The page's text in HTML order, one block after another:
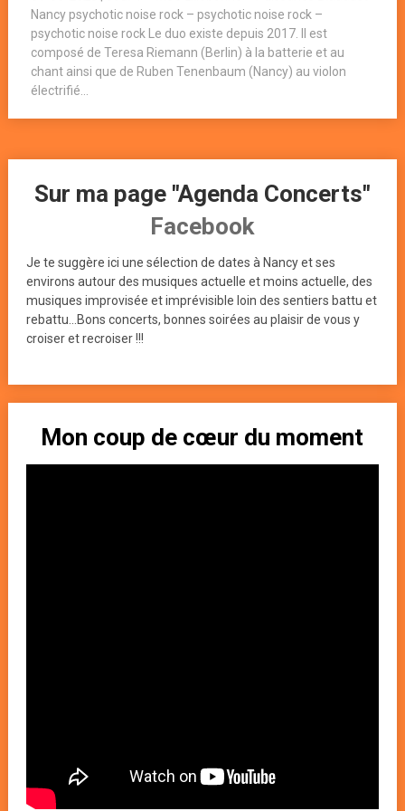
Nancy psychotic noise rock – psychotic noise rock –
psychotic noise rock Le duo existe depuis 2017. Il est
composé de Teresa Riemann (Berlin) à la batterie et au
chant ainsi que de Ruben Tenenbaum (Nancy) au violon
électrifié...
Sur ma page "Agenda Concerts"
Facebook
Je te suggère ici une sélection de dates à Nancy et ses
environs autour des musiques actuelle et moins actuelle, des
musiques improvisée et imprévisible loin des sentiers battu et
rebattu...Bons concerts, bonnes soirées au plaisir de vous y
croiser et recroiser !!!
Mon coup de cœur du moment